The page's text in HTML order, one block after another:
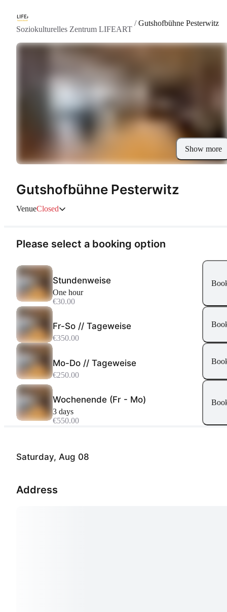
Soziokulturelles Zentrum LIFEART
/Gutshofbühne Pesterwitz
Show more
Gutshofbühne Pesterwitz
VenueClosed
Saturday, Aug 08
Address
Please select a booking option
Stundenweise
one hour
€30.00
Fr-So // Tageweise
€350.00
Mo-Do // Tageweise
€250.00
Wochenende (Fr - Mo)
3 days
€550.00